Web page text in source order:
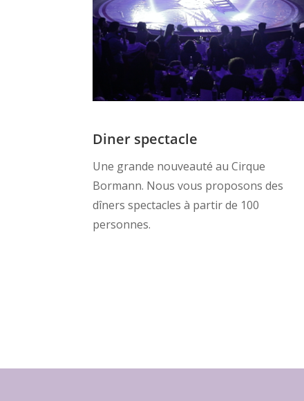
Diner spectacle
Une grande nouveauté au Cirque
Bormann. Nous vous proposons des
dîners spectacles à partir de 100
personnes.